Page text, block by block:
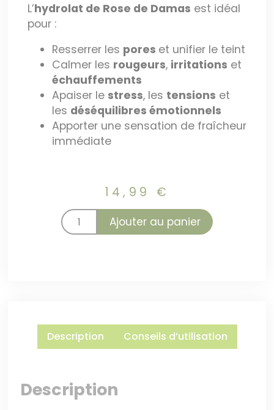
L’hydrolat de Rose de Damas est idéal
pour :
Resserrer les pores et unifier le teint
Calmer les rougeurs, irritations et
échauffements
Apaiser le stress, les tensions et
les déséquilibres émotionnels
Apporter une sensation de fraîcheur
immédiate
14,99 €
Ajouter au panier
Description Conseils d’utilisation
Description